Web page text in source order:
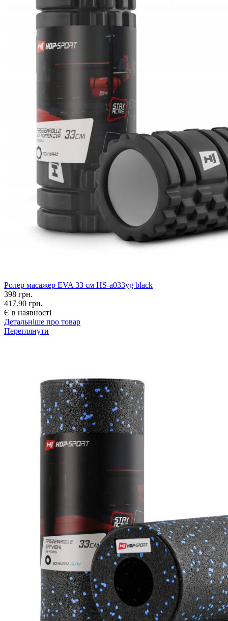
Ролер масажер EVA 33 см HS-a033yg black
398 грн.
417.90 грн.
Є в наявності
Детальніше про товар
Переглянути